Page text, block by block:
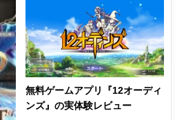
無料ゲームアプリ『12オーディ
ンズ』の実体験レビュー